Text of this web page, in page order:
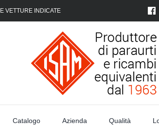
VETTURE INDICATE
Catalogo Azienda Qualità